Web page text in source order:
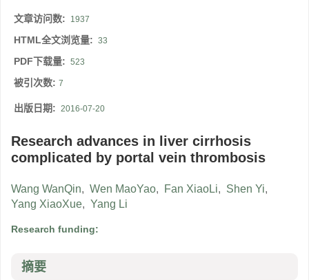
文章访问数: 1937
HTML全文浏览量: 33
PDF下载量: 523
被引次数: 7
出版日期: 2016-07-20
Research advances in liver cirrhosis
complicated by portal vein thrombosis
Wang WanQin, Wen MaoYao, Fan XiaoLi, Shen Yi,
Yang XiaoXue, Yang Li
Research funding:
摘要